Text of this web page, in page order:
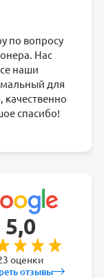
по вопросу
Нас
наши
для
качественно
спасибо!
5,0
оценки
отзывы